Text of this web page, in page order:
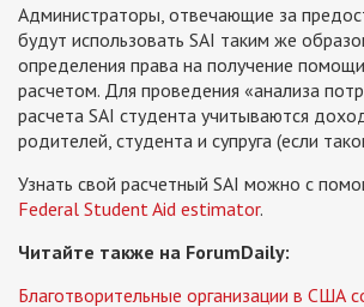
Администраторы, отвечающие за
будут использовать SAI таким же
определения права на получение
расчетом. Для проведения «анализа
расчета SAI студента учитываются
родителей, студента и супруга (если
Узнать свой расчетный SAI можно с
Federal Student Aid estimator.
Читайте также на ForumDaily:
Благотворительные организации в США